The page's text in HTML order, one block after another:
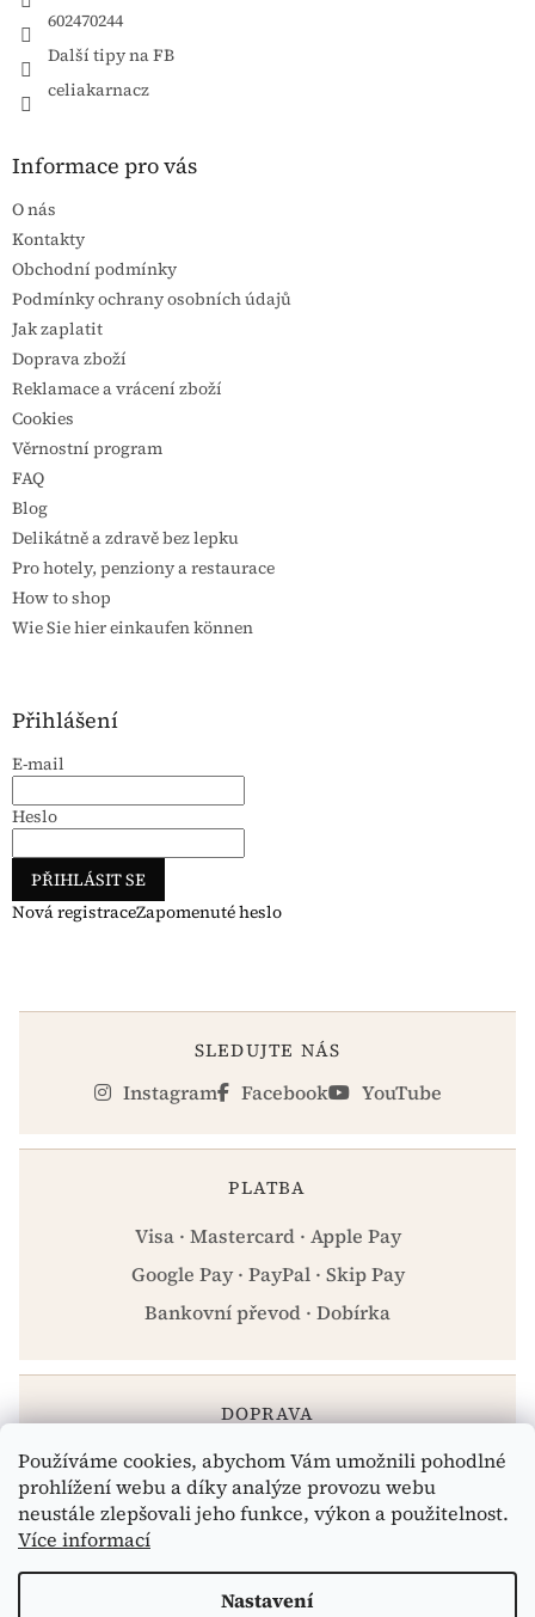
Používáme cookies, abychom Vám umožnili pohodlné
prohlížení webu a díky analýze provozu webu
neustále zlepšovali jeho funkce, výkon a použitelnost.
Více informací
Nastavení
602470244
Další tipy na FB
celiakarnacz
Informace pro vás
O nás
Kontakty
Obchodní podmínky
Podmínky ochrany osobních údajů
Jak zaplatit
Doprava zboží
Reklamace a vrácení zboží
Cookies
Věrnostní program
FAQ
Blog
Delikátně a zdravě bez lepku
Pro hotely, penziony a restaurace
How to shop
Wie Sie hier einkaufen können
Přihlášení
E-mail
Heslo
PŘIHLÁSIT SE
Nová registraceZapomenuté heslo
SLEDUJTE NÁS
Instagram Facebook YouTube
PLATBA
Visa · Mastercard · Apple Pay
Google Pay · PayPal · Skip Pay
Bankovní převod · Dobírka
DOPRAVA
Zásilkovna · PPL · Osobní odběr Praha